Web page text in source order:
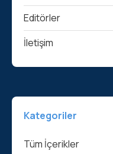
Editörler
İletişim
Kategoriler
Tüm İçerikler